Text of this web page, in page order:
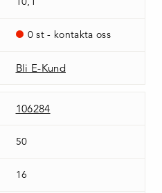
0 st - kontakta oss
Bli E-Kund
106284
50
16